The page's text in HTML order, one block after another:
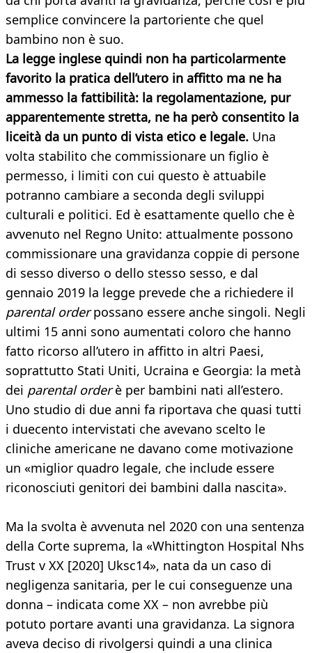
semplice convincere la partoriente che quel
bambino non è suo.
La legge inglese quindi non ha particolarmente
favorito la pratica dell’utero in affitto ma ne ha
ammesso la fattibilità: la regolamentazione, pur
apparentemente stretta, ne ha però consentito la
liceità da un punto di vista etico e legale. Una
volta stabilito che commissionare un figlio è
permesso, i limiti con cui questo è attuabile
potranno cambiare a seconda degli sviluppi
culturali e politici. Ed è esattamente quello che è
avvenuto nel Regno Unito: attualmente possono
commissionare una gravidanza coppie di persone
di sesso diverso o dello stesso sesso, e dal
gennaio 2019 la legge prevede che a richiedere il
parental orderpossano essere anche singoli. Negli
ultimi 15 anni sono aumentati coloro che hanno
fatto ricorso all’utero in affitto in altri Paesi,
soprattutto Stati Uniti, Ucraina e Georgia: la metà
dei parental orderè per bambini nati all’estero.
Uno studio di due anni fa riportava che quasi tutti
i duecento intervistati che avevano scelto le
cliniche americane ne davano come motivazione
un «miglior quadro legale, che include essere
riconosciuti genitori dei bambini dalla nascita».
Ma la svolta è avvenuta nel 2020 con una sentenza
della Corte suprema, la «Whittington Hospital Nhs
Trust v XX [2020] Uksc14», nata da un caso di
negligenza sanitaria, per le cui conseguenze una
donna – indicata come XX – non avrebbe più
potuto portare avanti una gravidanza. La signora
aveva deciso di rivolgersi quindi a una clinica